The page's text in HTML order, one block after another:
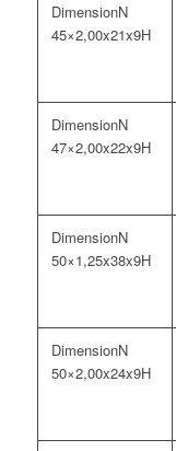
N
45×2,00x21x9H
N
47×2,00x22x9H
N
50×1,25x38x9H
N
50×2,00x24x9H